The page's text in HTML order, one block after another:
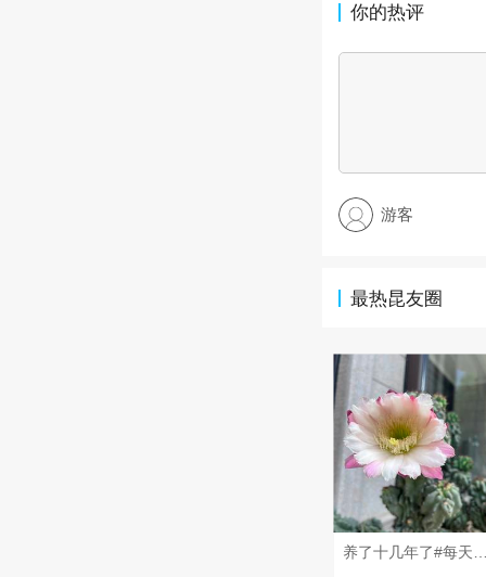
你的热评
游客
最热昆友圈